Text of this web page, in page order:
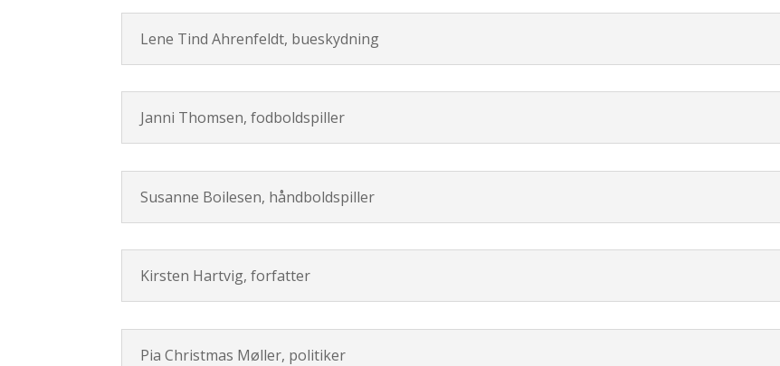
Lene Tind Ahrenfeldt, bueskydning
Janni Thomsen, fodboldspiller
Susanne Boilesen, håndboldspiller
Kirsten Hartvig, forfatter
Pia Christmas Møller, politiker